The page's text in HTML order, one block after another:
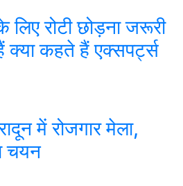
रोटी छोड़ना जरूरी
कहते हैं एक्सपर्ट्स
में रोजगार मेला,
चयन